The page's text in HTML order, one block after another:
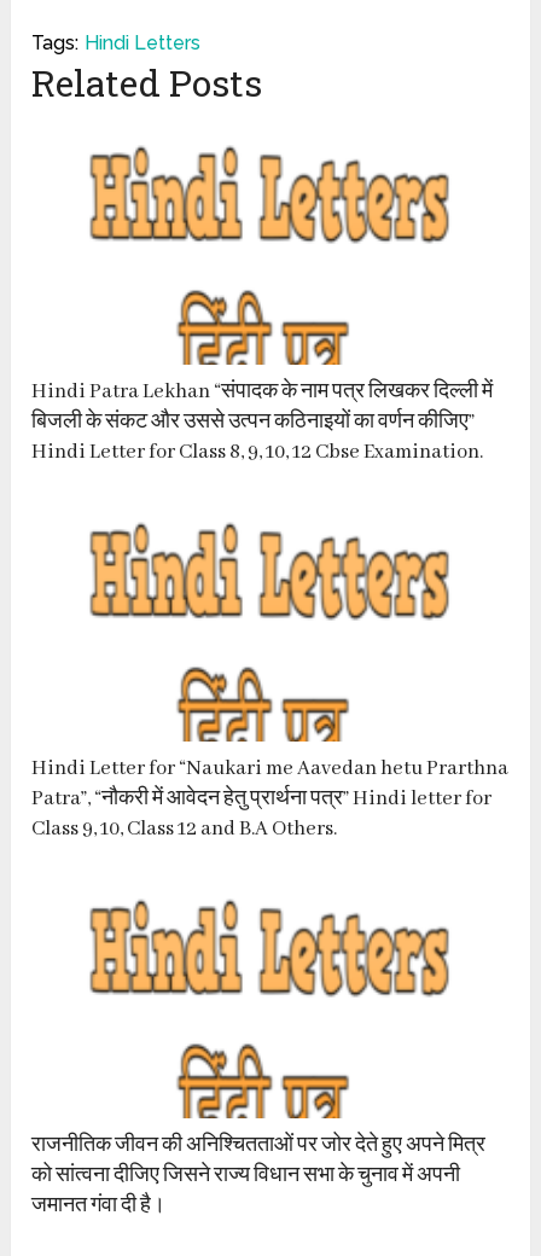
Tags: Hindi Letters
Related Posts
Hindi Patra Lekhan “संपादक के नाम पत्र लिखकर दिल्ली में
बिजली के संकट और उससे उत्पन कठिनाइयों का वर्णन कीजिए”
Hindi Letter for Class 8, 9, 10, 12 Cbse Examination.
Hindi Letter for “Naukari me Aavedan hetu Prarthna
Patra”, “नौकरी में आवेदन हेतु प्रार्थना पत्र” Hindi letter for
Class 9, 10, Class 12 and B.A Others.
राजनीतिक जीवन की अनिश्चितताओं पर जोर देते हुए अपने मित्र
को सांत्वना दीजिए जिसने राज्य विधान सभा के चुनाव में अपनी
जमानत गंवा दी है।